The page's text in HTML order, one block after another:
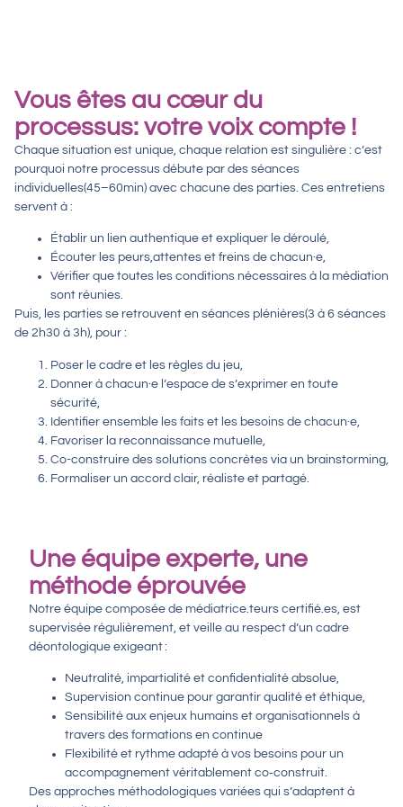
Vous êtes au cœur du
processus: votre voix compte !
Chaque situation est unique, chaque relation est singulière : c’est
pourquoi notre processus débute par des séances
individuelles(45–60min) avec chacune des parties. Ces entretiens
servent à :
Établir un lien authentique et expliquer le déroulé,
Écouter les peurs,attentes et freins de chacun·e,
Vérifier que toutes les conditions nécessaires à la médiation
sont réunies.
Puis, les parties se retrouvent en séances plénières(3 à 6 séances
de 2h30 à 3h), pour :
Poser le cadre et les règles du jeu,
Donner à chacun·e l’espace de s’exprimer en toute
sécurité,
Identifier ensemble les faits et les besoins de chacun·e,
Favoriser la reconnaissance mutuelle,
Co-construire des solutions concrètes via un brainstorming,
Formaliser un accord clair, réaliste et partagé.
Une équipe experte, une
méthode éprouvée
Notre équipe composée de médiatrice.teurs certifié.es, est
supervisée régulièrement, et veille au respect d’un cadre
déontologique exigeant :
Neutralité, impartialité et confidentialité absolue,
Supervision continue pour garantir qualité et éthique,
Sensibilité aux enjeux humains et organisationnels à
travers des formations en continue
Flexibilité et rythme adapté à vos besoins pour un
accompagnement véritablement co‑construit.
Des approches méthodologiques variées qui s’adaptent à